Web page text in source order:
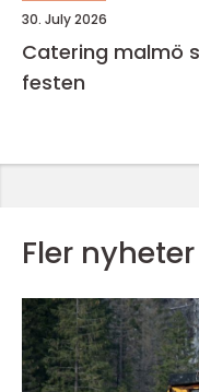
30. July 2026
Catering malmö så lyckas du med maten till
festen
Fler nyheter